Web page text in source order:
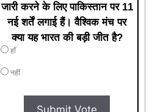
जारी करने के लिए पाकिस्तान पर 11
नई शर्तें लगाई हैं। वैश्विक मंच पर
क्या यह भारत की बड़ी जीत है?
हाँ
नहीं
Submit Vote